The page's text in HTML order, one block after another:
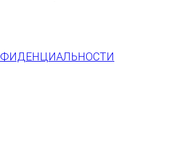
space13gallery